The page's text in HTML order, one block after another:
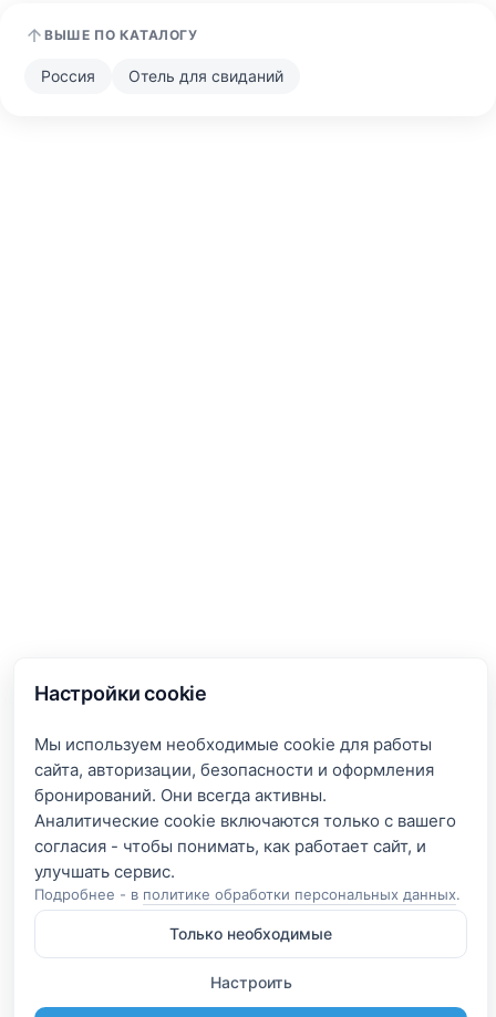
Настройки cookie
Мы используем необходимые cookie для работы
сайта, авторизации, безопасности и оформления
бронирований. Они всегда активны.
Аналитические cookie включаются только с вашего
согласия - чтобы понимать, как работает сайт, и
Подробнее - в политике обработки персональных данных.
Только необходимые
Настроить
ВЫШЕ ПО КАТАЛОГУ
Россия Отель для свиданий